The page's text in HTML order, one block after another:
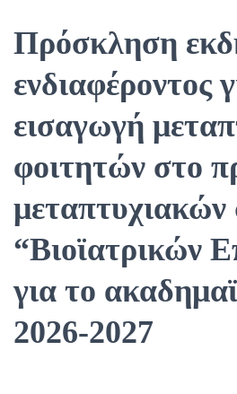
Πρόσκληση
ενδιαφέροντος
εισαγωγή
φοιτητών στο
“Βιοϊατρικών
για το
2026-2027